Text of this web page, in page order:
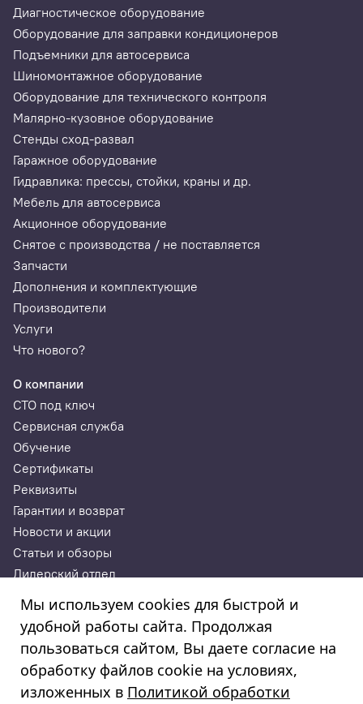
Диагностическое оборудование
Оборудование для заправки кондиционеров
Подъемники для автосервиса
Шиномонтажное оборудование
Оборудование для технического контроля
Малярно-кузовное оборудование
Стенды сход-развал
Гаражное оборудование
Гидравлика: прессы, стойки, краны и др.
Мебель для автосервиса
Акционное оборудование
Снятое с производства / не поставляется
Запчасти
Дополнения и комплектующие
Производители
Услуги
Что нового?
О компании
СТО под ключ
Сервисная служба
Обучение
Сертификаты
Реквизиты
Гарантии и возврат
Новости и акции
Статьи и обзоры
Дилерский отдел
© 2003—2025
ИП Годунова Лариса Леонидовна
ИНН 532108772827, ОГРНИП 308532130300022, ОКПО
308532130300022
Мы используем cookies для быстрой и
удобной работы сайта. Продолжая
пользоваться сайтом, Вы даете согласие на
обработку файлов cookie на условиях,
изложенных в Политикой обработки